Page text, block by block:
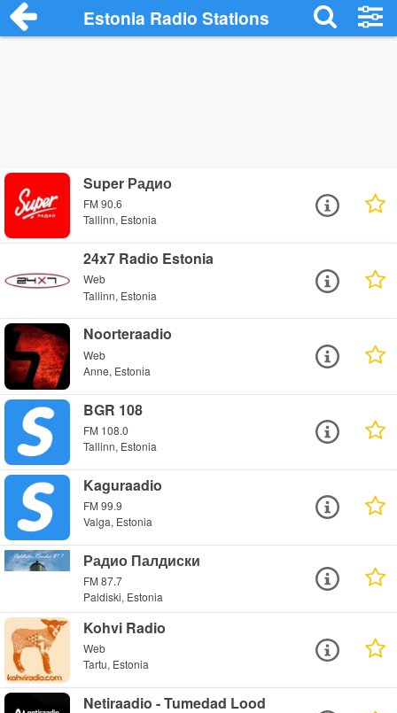
Estonia Radio Stations
Super Радио
FM 90.6
Tallinn, Estonia
24x7 Radio Estonia
Web
Tallinn, Estonia
Noorteraadio
Web
Anne, Estonia
BGR 108
FM 108.0
Tallinn, Estonia
Kaguraadio
FM 99.9
Valga, Estonia
Радио Палдиски
FM 87.7
Paldiski, Estonia
Kohvi Radio
Web
Tartu, Estonia
Netiraadio - Tumedad Lood